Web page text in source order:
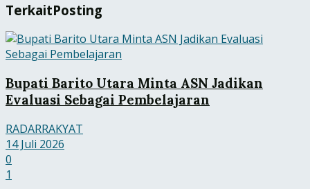
TerkaitPosting
Bupati Barito Utara Minta ASN Jadikan
Evaluasi Sebagai Pembelajaran
RADARRAKYAT
14 Juli 2026
0
1